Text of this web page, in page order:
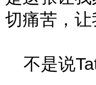
切痛苦，
不是说